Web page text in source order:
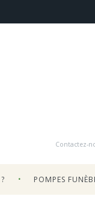
Contactez-
POMPES